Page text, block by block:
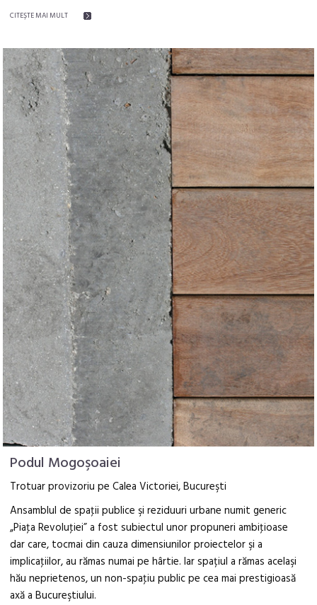
CITEŞTE MAI MULT
Podul Mogoşoaiei
Trotuar provizoriu pe Calea Victoriei, Bucureşti
Ansamblul de spaţii publice şi reziduuri urbane numit generic
„Piaţa Revoluţiei” a fost subiectul unor propuneri ambiţioase
dar care, tocmai din cauza dimensiunilor proiectelor şi a
implicaţiilor, au rămas numai pe hârtie. Iar spațiul a rămas acelaşi
hău neprietenos, un non-spaţiu public pe cea mai prestigioasă
axă a Bucureştiului.